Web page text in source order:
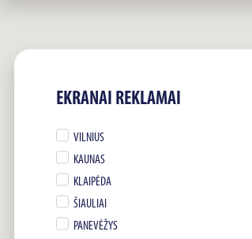
EKRANAI REKLAMAI
VILNIUS
KAUNAS
KLAIPĖDA
ŠIAULIAI
PANEVĖŽYS